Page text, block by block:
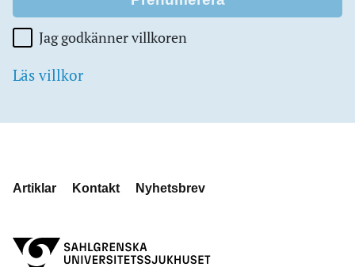
Jag godkänner villkoren
Läs villkor
Artiklar Kontakt Nyhetsbrev